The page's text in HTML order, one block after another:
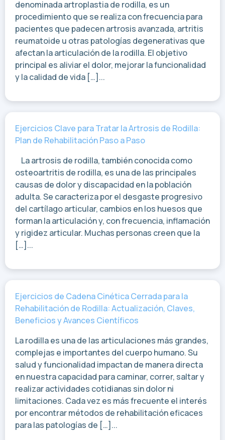
denominada artroplastia de rodilla, es un
procedimiento que se realiza con frecuencia para
pacientes que padecen artrosis avanzada, artritis
reumatoide u otras patologías degenerativas que
afectan la articulación de la rodilla. El objetivo
principal es aliviar el dolor, mejorar la funcionalidad
y la calidad de vida […]...
Ejercicios Clave para Tratar la Artrosis de Rodilla:
Plan de Rehabilitación Paso a Paso
La artrosis de rodilla, también conocida como
osteoartritis de rodilla, es una de las principales
causas de dolor y discapacidad en la población
adulta. Se caracteriza por el desgaste progresivo
del cartílago articular, cambios en los huesos que
forman la articulación y, con frecuencia, inflamación
y rigidez articular. Muchas personas creen que la
[…]...
Ejercicios de Cadena Cinética Cerrada para la
Rehabilitación de Rodilla: Actualización, Claves,
Beneficios y Avances Científicos
La rodilla es una de las articulaciones más grandes,
complejas e importantes del cuerpo humano. Su
salud y funcionalidad impactan de manera directa
en nuestra capacidad para caminar, correr, saltar y
realizar actividades cotidianas sin dolor ni
limitaciones. Cada vez es más frecuente el interés
por encontrar métodos de rehabilitación eficaces
para las patologías de […]...